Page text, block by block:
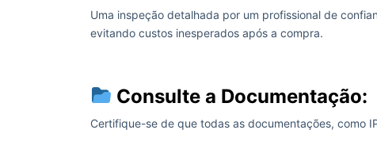
Uma inspeção detalhada por um profissional de
evitando custos inesperados após a compra.
Consulte a Documentação:
Certifique-se de que todas as documentações, como